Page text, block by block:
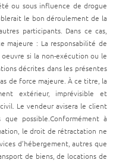
ou sous influence de drogue
le bon déroulement de la
participants. Dans ce cas,
majeure : La responsabilité de
oeuvre si la non-exécution ou le
décrites dans les présentes
de force majeure. À ce titre, la
extérieur, imprévisible et
Le vendeur avisera le client
possible.Conformément à
le droit de rétractation ne
d’hébergement, autres que
de biens, de locations de